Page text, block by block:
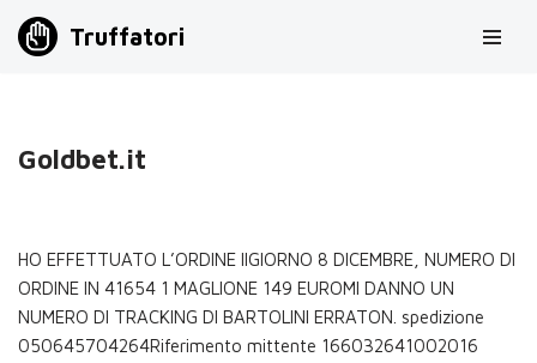
Truffatori
Goldbet.it
HO EFFETTUATO L’ORDINE IlGIORNO 8 DICEMBRE, NUMERO DI
ORDINE IN 41654 1 MAGLIONE 149 EUROMI DANNO UN
NUMERO DI TRACKING DI BARTOLINI ERRATON. spedizione
050645704264Riferimento mittente 166032641002016